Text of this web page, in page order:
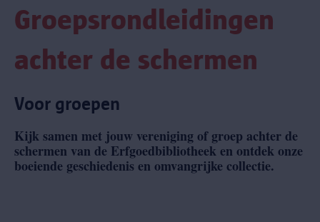
Groepsrondleidingen
achter de schermen
Voor groepen
Kijk samen met jouw vereniging of groep achter de
schermen van de Erfgoedbibliotheek en ontdek onze
boeiende geschiedenis en omvangrijke collectie.